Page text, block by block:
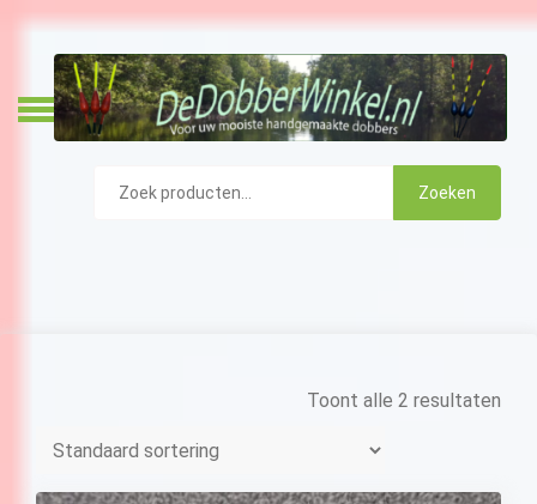
content
naar:
Zoeken
Toont alle 2 resultaten